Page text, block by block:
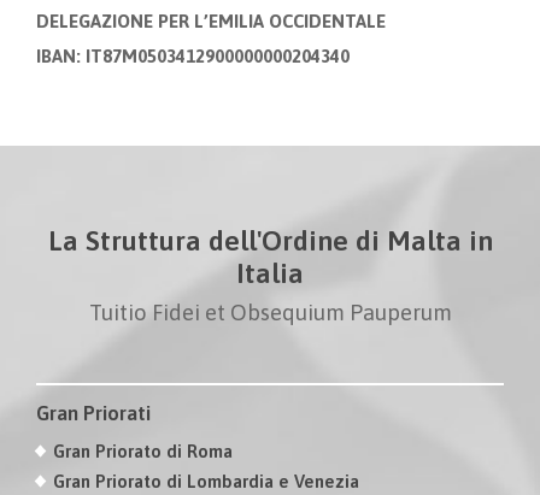
DELEGAZIONE PER L’EMILIA OCCIDENTALE
IBAN: IT87M0503412900000000204340
La Struttura dell'Ordine di Malta in
Italia
Tuitio Fidei et Obsequium Pauperum
Gran Priorati
Gran Priorato di Roma
Gran Priorato di Lombardia e Venezia